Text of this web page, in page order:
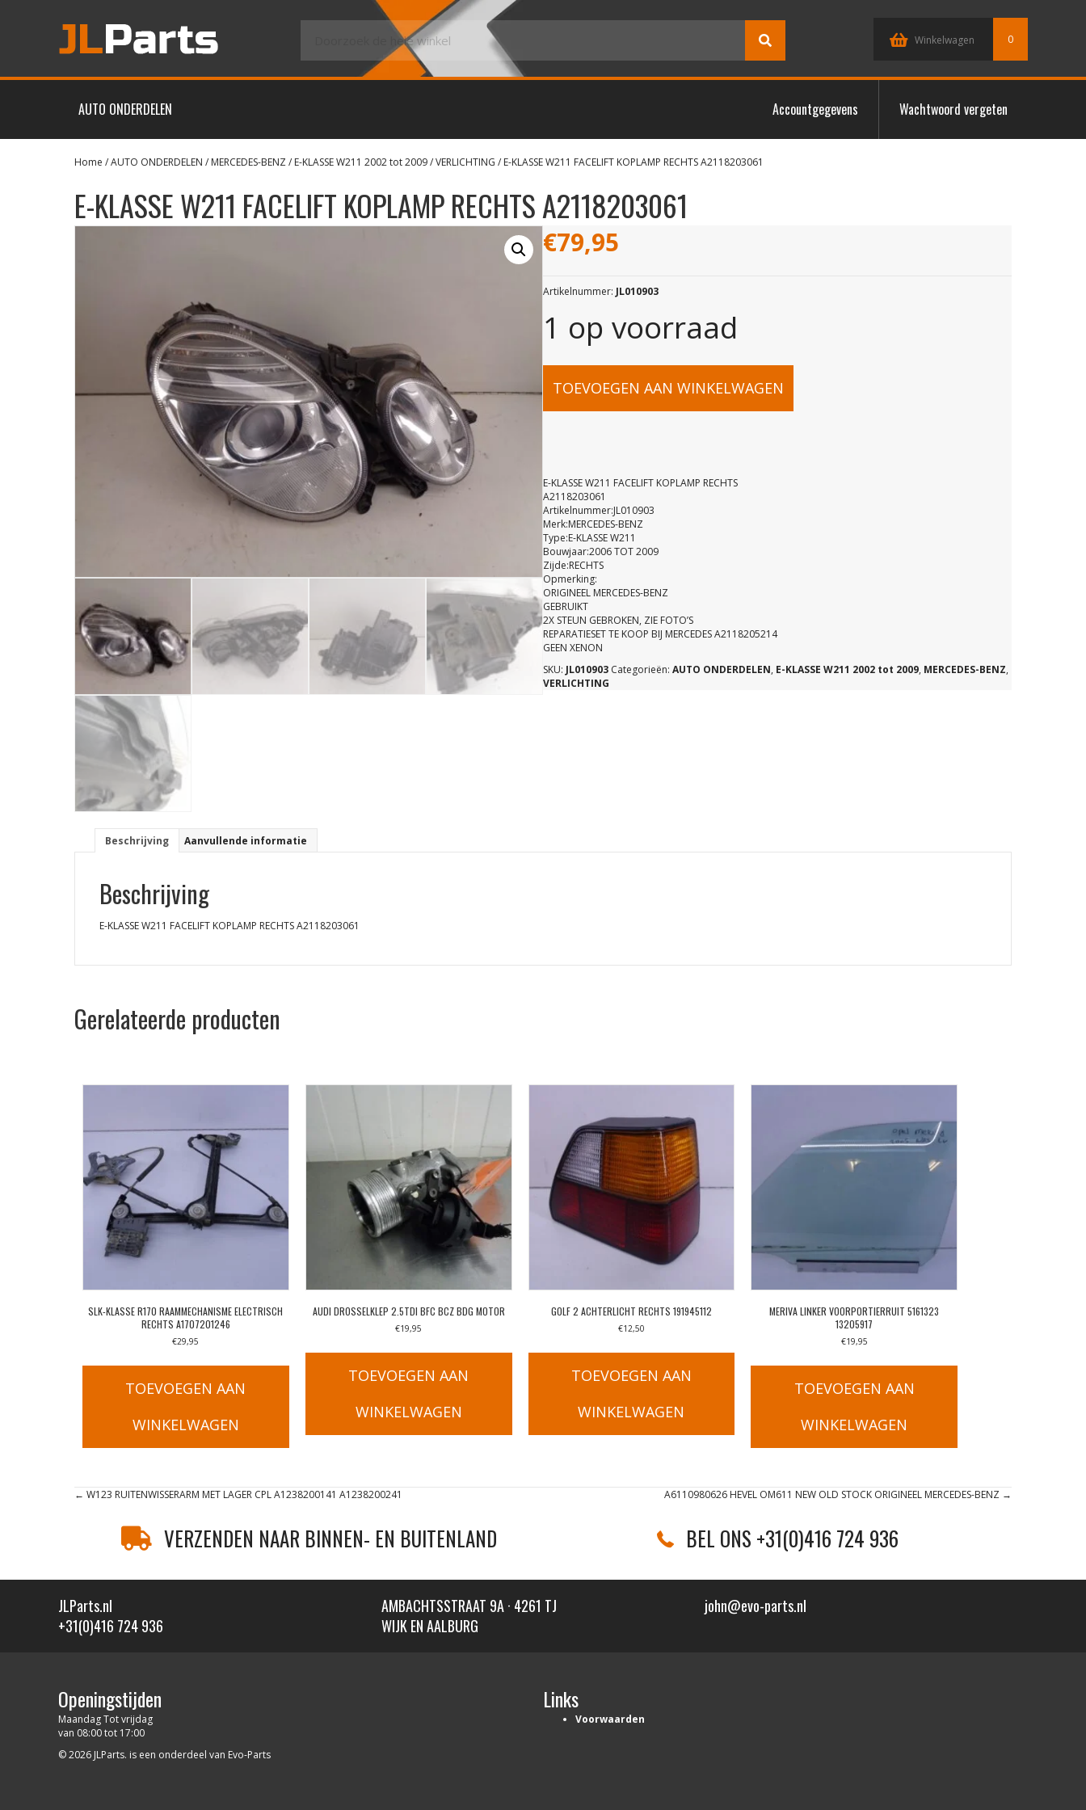
Winkelwagen 0
AUTO ONDERDELEN Accountgegevens Wachtwoord vergeten
Home /AUTO ONDERDELEN / MERCEDES-BENZ/ E-KLASSE W211 2002 tot 2009/VERLICHTING / E-KLASSE W211 FACELIFT KOPLAMP RECHTS A2118203061
E-KLASSE W211 FACELIFT KOPLAMP RECHTS A2118203061
€79,95
Artikelnummer: JL010903
1 op voorraad
E-
W211
FACELIFT
KOPLAMP
RECHTS
A2118203061
TOEVOEGEN AAN WINKELWAGEN
E-KLASSE W211 FACELIFT KOPLAMP RECHTS
A2118203061
Artikelnummer:JL010903
Merk:MERCEDES-BENZ
Type:E-KLASSE W211
Bouwjaar:2006 TOT 2009
Zijde:RECHTS
Opmerking:
ORIGINEEL MERCEDES-BENZ
GEBRUIKT
2X STEUN GEBROKEN, ZIE FOTO’S
REPARATIESET TE KOOP BIJ MERCEDES A2118205214
GEEN XENON
SKU: JL010903 Categorieën: AUTO ONDERDELEN, E-KLASSE W211 2002 tot 2009, MERCEDES-BENZ,
VERLICHTING
Beschrijving Aanvullende informatie
Beschrijving
E-KLASSE W211 FACELIFT KOPLAMP RECHTS A2118203061
Gerelateerde producten
SLK-KLASSE R170 RAAMMECHANISME ELECTRISCH
RECHTS A1707201246
€29,95
TOEVOEGEN AAN
WINKELWAGEN
AUDI DROSSELKLEP 2.5TDI BFC BCZ BDG MOTOR
€19,95
TOEVOEGEN AAN
WINKELWAGEN
GOLF 2 ACHTERLICHT RECHTS 191945112
€12,50
TOEVOEGEN AAN
WINKELWAGEN
MERIVA LINKER VOORPORTIERRUIT 5161323
13205917
€19,95
TOEVOEGEN AAN
WINKELWAGEN
Posts
navigation
← W123 RUITENWISSERARM MET LAGER CPL A1238200141 A1238200241 A6110980626 HEVEL OM611 NEW OLD STOCK ORIGINEEL MERCEDES-BENZ →
VERZENDEN NAAR BINNEN- EN BUITENLAND BEL ONS +31(0)416 724 936
JLParts.nl
+31(0)416 724 936
AMBACHTSSTRAAT 9A · 4261 TJ
WIJK EN AALBURG
john@evo-parts.nl
Openingstijden
Maandag Tot vrijdag
van 08:00 tot 17:00
Links
Voorwaarden
© 2026 JLParts. is een onderdeel van Evo-Parts